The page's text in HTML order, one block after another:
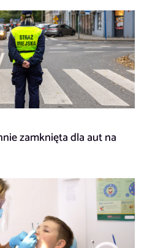
zamknięta dla aut na